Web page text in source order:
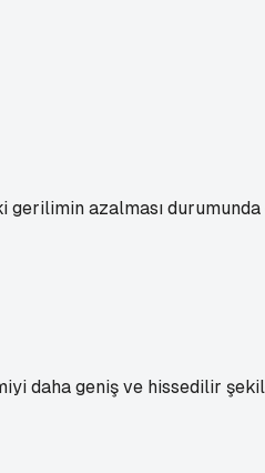
azalması
daha geniş ve hissedilir